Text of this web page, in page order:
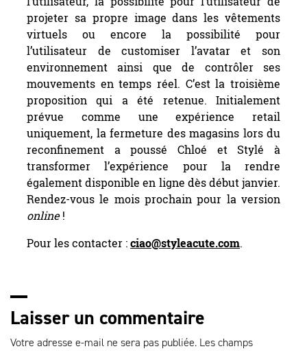
projeter sa propre image dans les vêtements
virtuels ou encore la possibilité pour
l’utilisateur de customiser l’avatar et son
environnement ainsi que de contrôler ses
mouvements en temps réel. C’est la troisième
proposition qui a été retenue. Initialement
prévue comme une expérience retail
uniquement, la fermeture des magasins lors du
reconfinement a poussé Chloé et Stylé à
transformer l’expérience pour la rendre
également disponible en ligne dès début janvier.
Rendez-vous le mois prochain pour la version
online!
Pour les contacter :ciao@styleacute.com.
Laisser un commentaire
Votre adresse e-mail ne sera pas publiée. Les champs